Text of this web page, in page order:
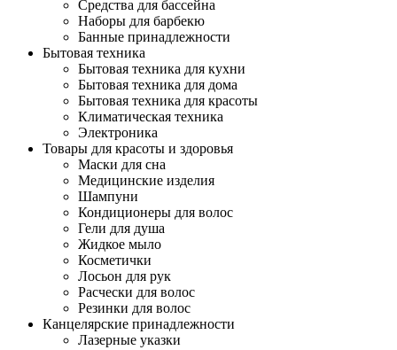
Средства для бассейна
Наборы для барбекю
Банные принадлежности
Бытовая техника
Бытовая техника для кухни
Бытовая техника для дома
Бытовая техника для красоты
Климатическая техника
Электроника
Товары для красоты и здоровья
Маски для сна
Медицинские изделия
Шампуни
Кондиционеры для волос
Гели для душа
Жидкое мыло
Косметички
Лосьон для рук
Расчески для волос
Резинки для волос
Канцелярские принадлежности
Лазерные указки